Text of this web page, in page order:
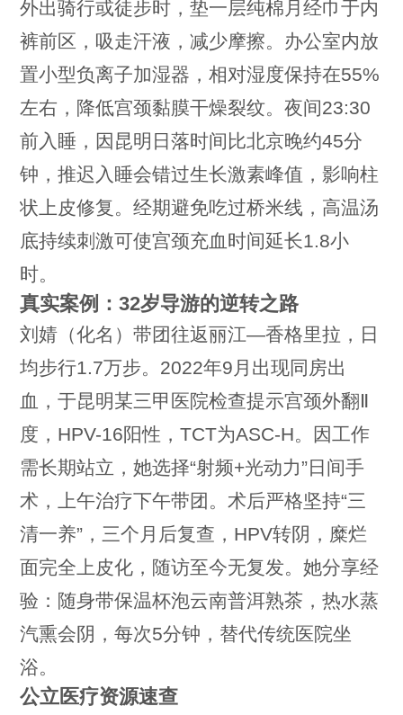
外出骑行或徒步时，垫一层纯棉月经巾于内
裤前区，吸走汗液，减少摩擦。办公室内放
置小型负离子加湿器，相对湿度保持在55%
左右，降低宫颈黏膜干燥裂纹。夜间23:30
前入睡，因昆明日落时间比北京晚约45分
钟，推迟入睡会错过生长激素峰值，影响柱
状上皮修复。经期避免吃过桥米线，高温汤
底持续刺激可使宫颈充血时间延长1.8小
时。
真实案例：32岁导游的逆转之路
刘婧（化名）带团往返丽江—香格里拉，日
均步行1.7万步。2022年9月出现同房出
血，于昆明某三甲医院检查提示宫颈外翻Ⅱ
度，HPV-16阳性，TCT为ASC-H。因工作
需长期站立，她选择“射频+光动力”日间手
术，上午治疗下午带团。术后严格坚持“三
清一养”，三个月后复查，HPV转阴，糜烂
面完全上皮化，随访至今无复发。她分享经
验：随身带保温杯泡云南普洱熟茶，热水蒸
汽熏会阴，每次5分钟，替代传统医院坐
浴。
公立医疗资源速查